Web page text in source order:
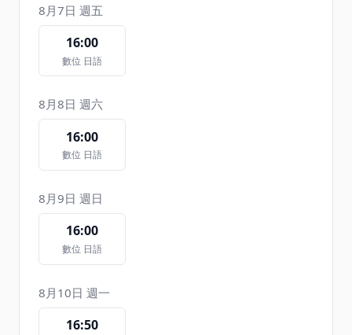
8月7日 週五
16:00
數位 日語
8月8日 週六
16:00
數位 日語
8月9日 週日
16:00
數位 日語
8月10日 週一
16:50